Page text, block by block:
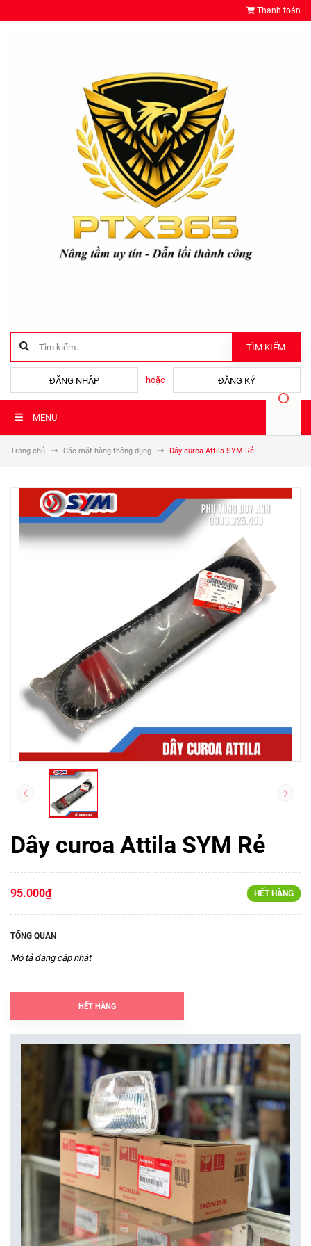
Thanh toán
TÌM KIẾM
ĐĂNG NHẬP hoặc ĐĂNG KÝ
MENU
Trang chủ Các mặt hàng thông dụng Dây curoa Attila SYM Rẻ
Dây curoa Attila SYM Rẻ
95.000₫ HẾT HÀNG
TỔNG QUAN
Mô tả đang cập nhật
HẾT HÀNG